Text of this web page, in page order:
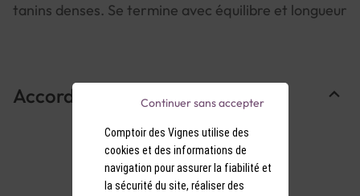
tanins denses. Se termine avec équilibre et longueur
Accords Mets & Vins
Comptoir des Vignes utilise des
cookies et des informations de
navigation pour assurer la fiabilité et
la sécurité du site, réaliser des
Continuer sans accepter